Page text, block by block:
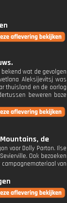
wat de gevolgen
Aleksijevitsj was
thuisland en de oorlog
beweren boze
de
voor Dolly Parton. Ilse
Ook bezoeken
van